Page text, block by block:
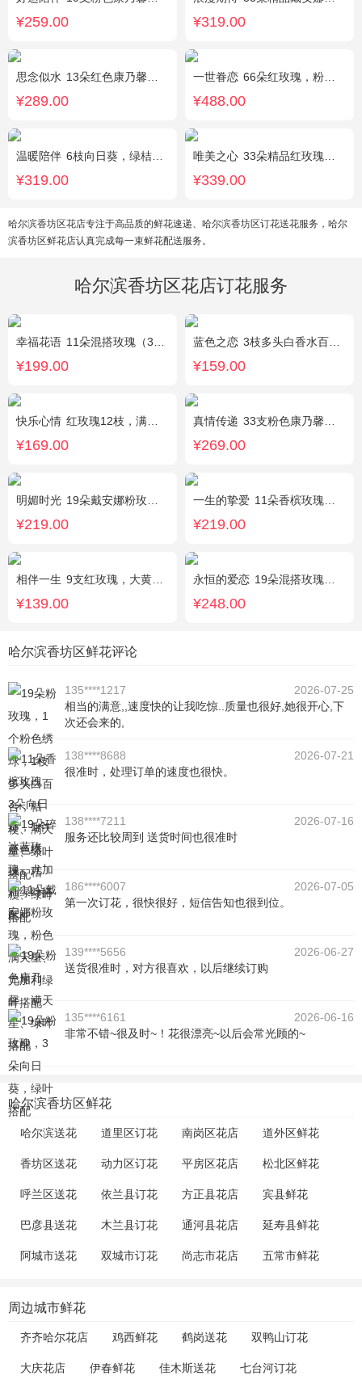
¥259.00 ¥319.00
思念似水 13朵红色康乃馨，5朵粉玫瑰，粉色洋桔梗、红豆、尤加利搭配
¥289.00
一世眷恋 66朵红玫瑰，粉色石竹梅外围丰满围边，黑色丝带搭配
¥488.00
温暖陪伴 6枝向日葵，绿桔梗丰满，栀子叶搭配
¥319.00
唯美之心 33朵精品红玫瑰，搭配适量相思梅。
¥339.00
哈尔滨香坊区花店专注于高品质的鲜花速递、哈尔滨香坊区订花送花服务，哈尔
滨香坊区鲜花店认真完成每一束鲜花配送服务。
哈尔滨香坊区花店订花服务
幸福花语 11朵混搭玫瑰（3支红玫瑰、3支粉玫瑰、3支白玫瑰、2支香槟玫瑰），搭配适量黄莺、栀子叶，随机赠送1只可爱小熊。
¥199.00
蓝色之恋 3枝多头白香水百合，情人草丰满，绿叶。
¥159.00
快乐心情 红玫瑰12枝，满天星、绿叶丰满
¥169.00
真情传递 33支粉色康乃馨，搭配黄莺、满天星。
¥269.00
明媚时光 19朵戴安娜粉玫瑰，尤加利丰满间插，粉色满天星点缀
¥219.00
一生的挚爱 11朵香槟玫瑰，搭配适量叶上黄金，随机赠送一个小熊。
¥219.00
相伴一生 9支红玫瑰，大黄莺.满天星搭配。
¥139.00
永恒的爱恋 19朵混搭玫瑰（粉色、香槟色、白色），2个小熊，黄莺、满天星点缀
¥248.00
哈尔滨香坊区鲜花评论
135****1217
2026-07-25
相当的满意,,速度快的让我吃惊..质量也很好,她很开心,下
次还会来的,
138****8688
2026-07-21
很准时，处理订单的速度也很快。
138****7211
2026-07-16
服务还比较周到 送货时间也很准时
186****6007
2026-07-05
第一次订花，很快很好，短信告知也很到位。
139****5656
2026-06-27
送货很准时，对方很喜欢，以后继续订购
135****6161
2026-06-16
非常不错~很及时~！花很漂亮~以后会常光顾的~
哈尔滨香坊区鲜花
哈尔滨送花 道里区订花 南岗区花店 道外区鲜花
香坊区送花 动力区订花 平房区花店 松北区鲜花
呼兰区送花 依兰县订花 方正县花店 宾县鲜花
巴彦县送花 木兰县订花 通河县花店 延寿县鲜花
阿城市送花 双城市订花 尚志市花店 五常市鲜花
周边城市鲜花
齐齐哈尔花店 鸡西鲜花 鹤岗送花 双鸭山订花
大庆花店 伊春鲜花 佳木斯送花 七台河订花